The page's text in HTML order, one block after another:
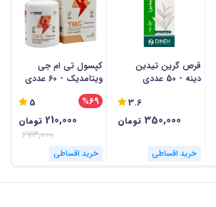
قرص گرین تیدین
دینه - 50 عددی
3.6
350,000 تومان
خرید اقساطی
کپسول تی ام جی
ویتامدیک - 60 عددی
5 %69
210,000 تومان
673,000
خرید اقساطی